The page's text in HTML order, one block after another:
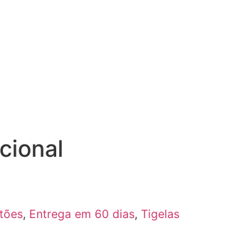
, Entrega em 60 dias, Tigelas